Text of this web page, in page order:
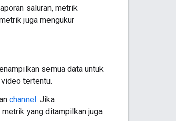
saluran, metrik
juga mengukur
semua data untuk
tertentu.
channel. Jika
yang ditampilkan juga